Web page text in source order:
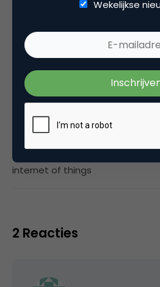
together with colleagues
Categorie
Tags
internet of things
2 Reacties
Wekelijkse